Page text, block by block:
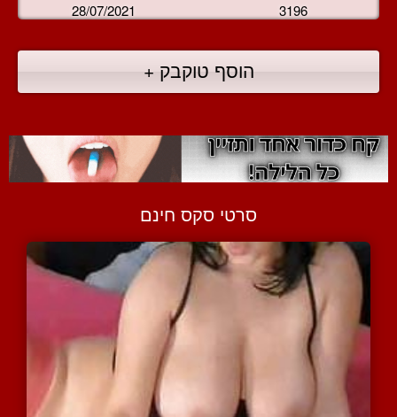
28/07/2021 3196
הוסף טוקבק +
סרטי סקס חינם